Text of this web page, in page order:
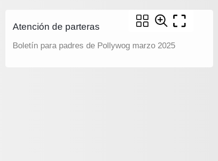
Atención de parteras
Boletín para padres de Pollywog marzo 2025